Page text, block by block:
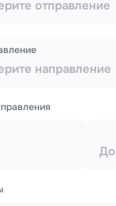
отправление
направление
До